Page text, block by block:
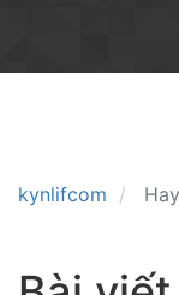
kynlifcom